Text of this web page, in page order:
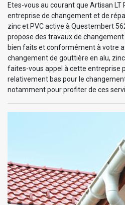
Etes-vous au courant que Artisan LT
entreprise de changement et de
zinc et PVC active à Questembert
propose des travaux de
bien faits et conformément à votre
changement de gouttière en alu,
faites-vous appel à cette entreprise
relativement bas pour le
notamment pour profiter de ces